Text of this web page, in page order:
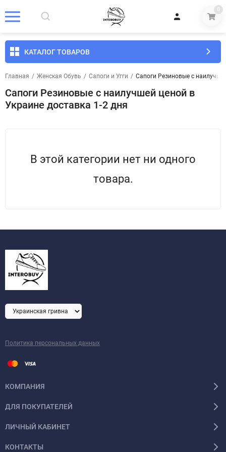
0
КАТАЛОГ ТОВАРОВ
Главная / Женская Обувь / Сапоги и Угги / Сапоги Резиновые с
Сапоги Резиновые с наилучшей ценой в
Украине доставка 1-2 дня
В этой категории нет ни одного
товара.
Политика персональных данных
КОМПАНИЯ
ДЛЯ ПОКУПАТЕЛЕЙ
ЛИЧНЫЙ КАБИНЕТ
КОНТАКТЫ